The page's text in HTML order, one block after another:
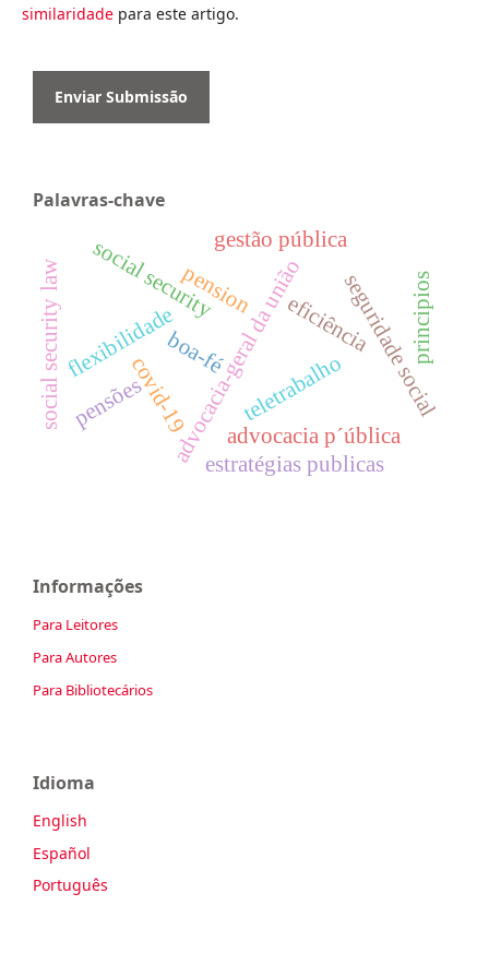
similaridadepara este artigo.
Enviar Submissão
Palavras-chave
teletrabalho
advocacia-geral da união
covid-19
flexibilidade eficiênciaseguridade social
advocacia p´ública
gestão pública
social security
social security law pension
boa-fé principios
pensões
estratégias publicas
Informações
Para Leitores
Para Autores
Para Bibliotecários
Idioma
English
Español
Português